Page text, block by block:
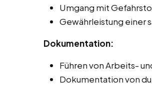
Umgang mit
Gewährleistung einer
Dokumentation:
Führen von Arbeits-
Dokumentation von